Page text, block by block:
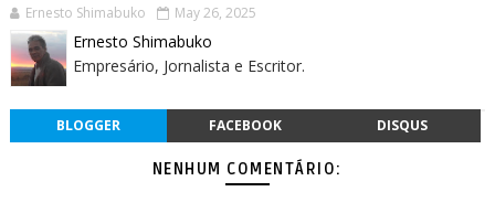
Ernesto Shimabuko May 26, 2025
Ernesto Shimabuko
Empresário, Jornalista e Escritor.
BLOGGER FACEBOOK DISQUS
NENHUM COMENTÁRIO: